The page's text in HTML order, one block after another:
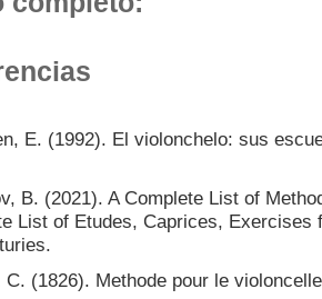
E. (1992). El violonchelo: sus
B. (2021). A Complete List of
List of Etudes, Caprices, Exercises
C. (1826). Methode pour le